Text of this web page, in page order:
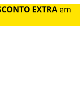
EXTRA em